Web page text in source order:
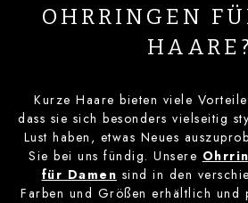
OHRRINGEN
HAARE?
Kurze Haare bieten viele
dass sie sich besonders vielseitig
Lust haben, etwas Neues
Sie bei uns fündig. Unsere
für Damen sind in den
Farben und Größen erhältlich und